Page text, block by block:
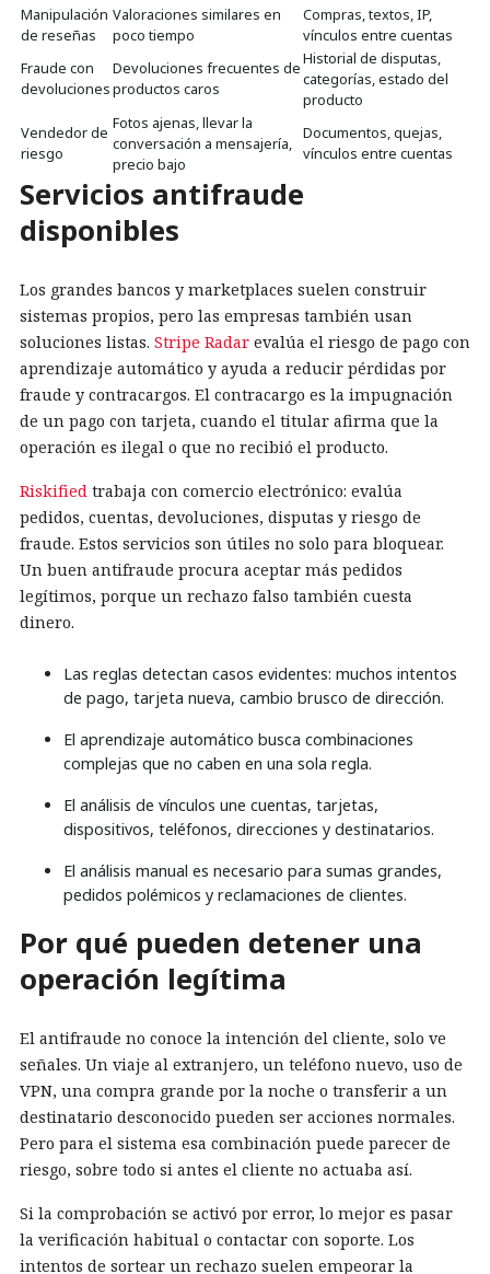
Manipulación
de reseñas
Valoraciones similares en
poco tiempo
Compras, textos, IP,
vínculos entre cuentas
Fraude con
devoluciones
Devoluciones frecuentes de
productos caros
Historial de disputas,
categorías, estado del
producto
Vendedor de
riesgo
Fotos ajenas, llevar la
conversación a mensajería,
precio bajo
Documentos, quejas,
vínculos entre cuentas
Servicios antifraude
disponibles
Los grandes bancos y marketplaces suelen construir
sistemas propios, pero las empresas también usan
soluciones listas. Stripe Radar evalúa el riesgo de pago con
aprendizaje automático y ayuda a reducir pérdidas por
fraude y contracargos. El contracargo es la impugnación
de un pago con tarjeta, cuando el titular afirma que la
operación es ilegal o que no recibió el producto.
Riskified trabaja con comercio electrónico: evalúa
pedidos, cuentas, devoluciones, disputas y riesgo de
fraude. Estos servicios son útiles no solo para bloquear.
Un buen antifraude procura aceptar más pedidos
legítimos, porque un rechazo falso también cuesta
dinero.
Las reglas detectan casos evidentes: muchos intentos
de pago, tarjeta nueva, cambio brusco de dirección.
El aprendizaje automático busca combinaciones
complejas que no caben en una sola regla.
El análisis de vínculos une cuentas, tarjetas,
dispositivos, teléfonos, direcciones y destinatarios.
El análisis manual es necesario para sumas grandes,
pedidos polémicos y reclamaciones de clientes.
Por qué pueden detener una
operación legítima
El antifraude no conoce la intención del cliente, solo ve
señales. Un viaje al extranjero, un teléfono nuevo, uso de
VPN, una compra grande por la noche o transferir a un
destinatario desconocido pueden ser acciones normales.
Pero para el sistema esa combinación puede parecer de
riesgo, sobre todo si antes el cliente no actuaba así.
Si la comprobación se activó por error, lo mejor es pasar
la verificación habitual o contactar con soporte. Los
intentos de sortear un rechazo suelen empeorar la